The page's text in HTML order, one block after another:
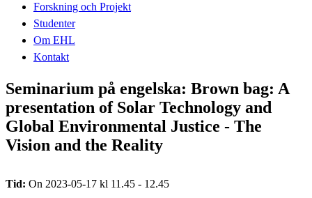
Forskning och Projekt
Studenter
Om EHL
Kontakt
Seminarium på engelska: Brown bag: A
presentation of Solar Technology and
Global Environmental Justice - The
Vision and the Reality
Tid: On 2023-05-17 kl 11.45 - 12.45